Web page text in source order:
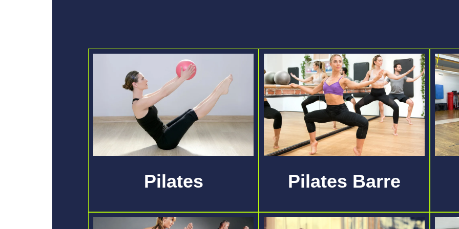
Pilates Pilates Barre